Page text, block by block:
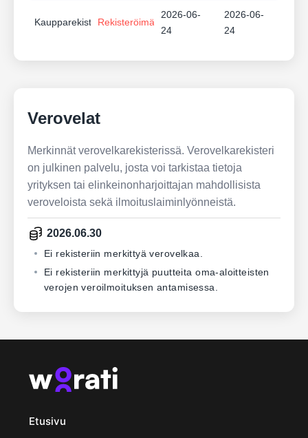
KaupparekisteriRekisteröimätön
2026-06-
24
2026-06-
24
Verovelat
Merkinnät verovelkarekisterissä. Verovelkarekisteri
on julkinen palvelu, josta voi tarkistaa tietoja
yrityksen tai elinkeinonharjoittajan mahdollisista
veroveloista sekä ilmoituslaiminlyönneistä.
2026.06.30
Ei rekisteriin merkittyä verovelkaa.
Ei rekisteriin merkittyjä puutteita oma-aloitteisten
verojen veroilmoituksen antamisessa.
Etusivu